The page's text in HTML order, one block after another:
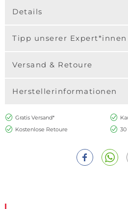
Details
Tipp unserer Expert*innen
Versand & Retoure
Herstellerinformationen
Gratis Versand*
Kostenlose Retoure
30